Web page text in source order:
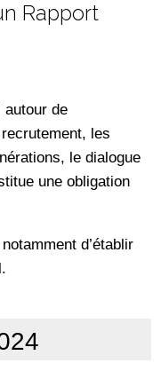
Rapport
autour de
les
le dialogue
une obligation
d’établir